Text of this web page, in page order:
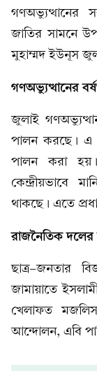
গণঅভ্যুত্থানের
জাতির সামনে
মুহাম্মদ ইউনূস
গণঅভ্যুত্থানের
জুলাই
পালন করছে। এ
পালন করা
কেন্দ্রীয়ভাবে
থাকছে। এতে
রাজনৈতিক দলের
ছাত্র-জনতার
জামায়াতে
খেলাফত
আন্দোলন, এবি